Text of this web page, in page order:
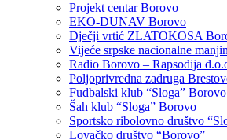
Projekt centar Borovo
EKO-DUNAV Borovo
Dječji vrtić ZLATOKOSA
Vijeće srpske nacionalne
Radio Borovo – Rapsodija
Poljoprivredna zadruga
Fudbalski klub “Sloga” Borovo
Šah klub “Sloga” Borovo
Sportsko ribolovno društvo
Lovačko društvo “Borovo”